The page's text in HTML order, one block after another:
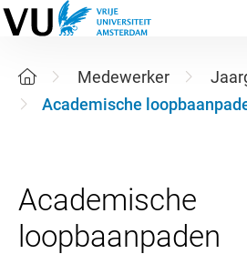
Medewerker
Academische
Academische